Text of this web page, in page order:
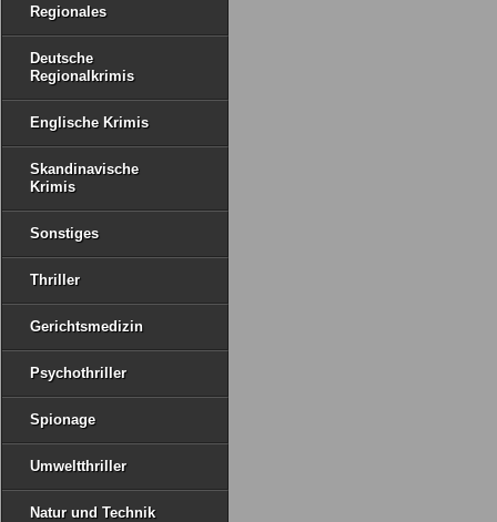
Regionales
Deutsche
Regionalkrimis
Englische Krimis
Skandinavische
Krimis
Sonstiges
Thriller
Gerichtsmedizin
Psychothriller
Spionage
Umweltthriller
Natur und Technik